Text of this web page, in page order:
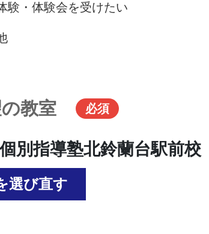
験・体験会を受けたい
教室 必須
別指導塾北鈴蘭台駅前校
選び直す